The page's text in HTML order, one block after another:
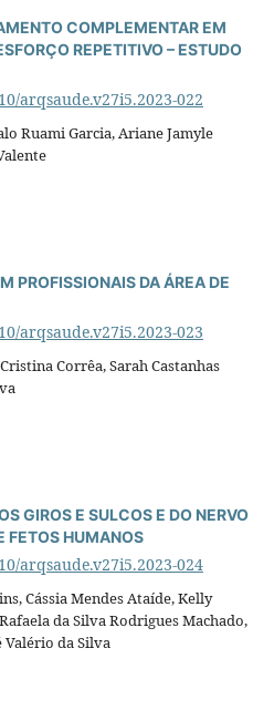
COMPLEMENTAR EM
REPETITIVO – ESTUDO
arqsaude.v27i5.2023-022
Ruami Garcia, Ariane Jamyle
PROFISSIONAIS DA ÁREA DE
arqsaude.v27i5.2023-023
Corrêa, Sarah Castanhas
GIROS E SULCOS E DO NERVO
FETOS HUMANOS
arqsaude.v27i5.2023-024
Cássia Mendes Ataíde, Kelly
da Silva Rodrigues Machado,
da Silva